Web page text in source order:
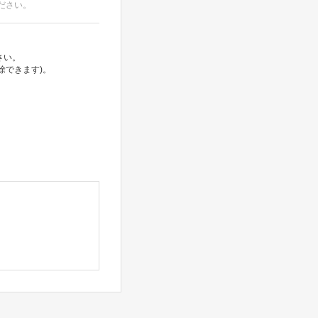
い。
。
きます)。